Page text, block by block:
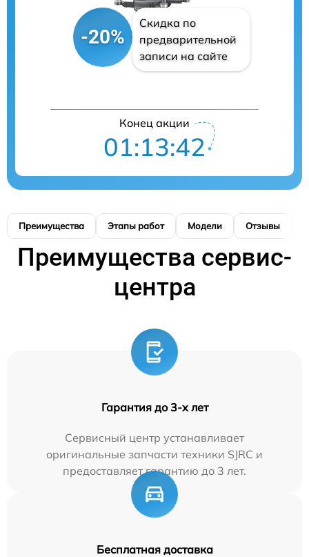
-20%
Скидка по
предварительной
записи на сайте
Конец акции
01:13:42
Преимущества Этапы работ Модели Отзывы
Преимущества сервис-
центра
Гарантия до 3-х лет
Сервисный центр устанавливает
оригинальные запчасти техники SJRC и
предоставляет гарантию до 3 лет.
Бесплатная доставка